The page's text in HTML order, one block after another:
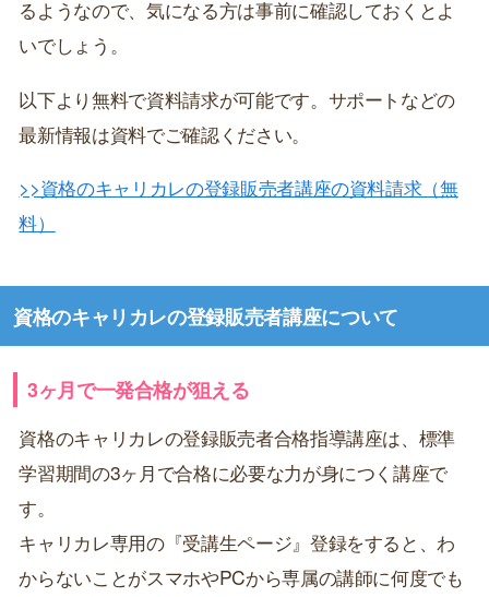
るようなので、気になる方は事前に確認しておくとよ
いでしょう。
以下より無料で資料請求が可能です。サポートなどの
最新情報は資料でご確認ください。
>>資格のキャリカレの登録販売者講座の資料請求（無
料）
資格のキャリカレの登録販売者講座について
3ヶ月で一発合格が狙える
資格のキャリカレの登録販売者合格指導講座は、標準
学習期間の3ヶ月で合格に必要な力が身につく講座で
す。
キャリカレ専用の『受講生ページ』登録をすると、わ
からないことがスマホやPCから専属の講師に何度でも